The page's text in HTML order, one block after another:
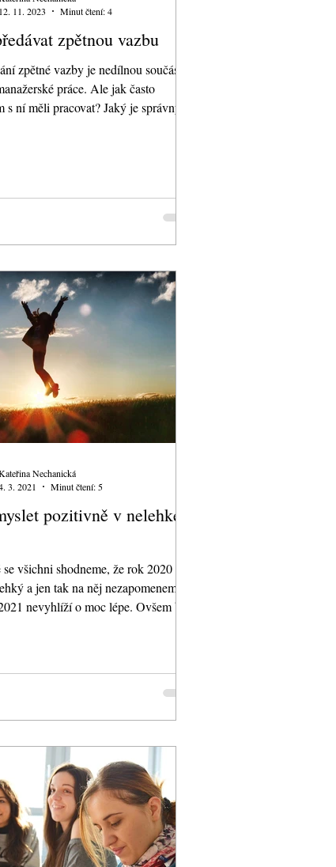
zpětnou vazbu
zpětné vazby je nedílnou součástí
práce. Ale jak často
s ní měli pracovat? Jaký je správný
12. 11. 2023
Minut čtení: 4
pozitivně v nelehké
všichni shodneme, že rok 2020
a jen tak na něj nezapomeneme.
nevyhlíží o moc lépe. Ovšem bez
Nechanická
3. 2021
Minut čtení: 5